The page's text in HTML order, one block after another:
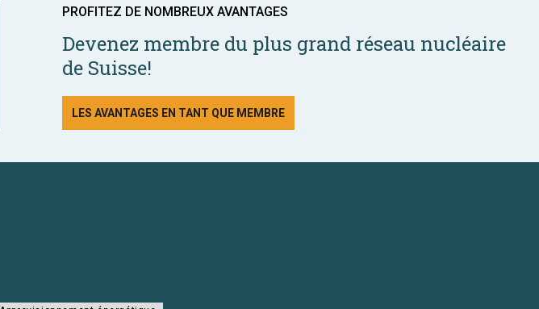
PROFITEZ DE NOMBREUX AVANTAGES
Devenez membre du plus grand réseau nucléaire
de Suisse!
LES AVANTAGES EN TANT QUE MEMBRE